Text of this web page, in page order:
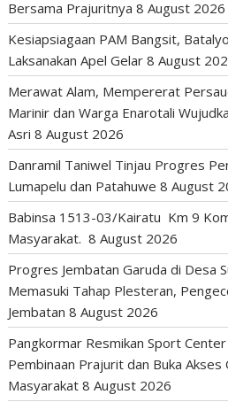
Bersama Prajuritnya 8 August 2026
Kesiapsiagaan PAM Bangsit,
Laksanakan Apel Gelar 8 August
Merawat Alam, Mempererat
Marinir dan Warga Enarotali
Asri 8 August 2026
Danramil Taniwel Tinjau Progres
Lumapelu dan Patahuwe 8 August
Babinsa 1513-03/Kairatu Km 9
Masyarakat. 8 August 2026
Progres Jembatan Garuda di Desa
Memasuki Tahap Plesteran,
Jembatan 8 August 2026
Pangkormar Resmikan Sport
Pembinaan Prajurit dan Buka Akses
Masyarakat 8 August 2026